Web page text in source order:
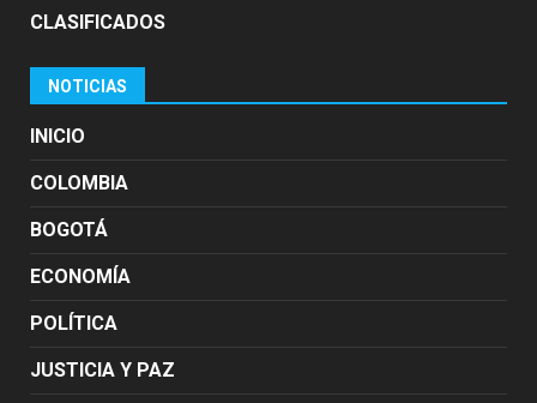
CLASIFICADOS
NOTICIAS
INICIO
COLOMBIA
BOGOTÁ
ECONOMÍA
POLÍTICA
JUSTICIA Y PAZ